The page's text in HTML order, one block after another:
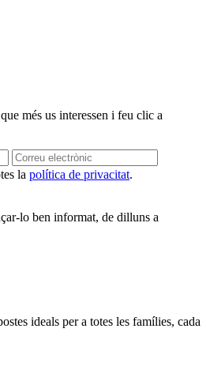
més us interessen i feu clic a
la política de privacitat.
lo ben informat, de dilluns a
ideals per a totes les famílies, cada